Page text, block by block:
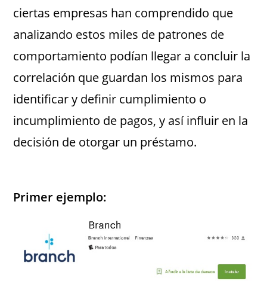
ciertas empresas han comprendido que
analizando estos miles de patrones de
comportamiento podían llegar a concluir la
correlación que guardan los mismos para
identificar y definir cumplimiento o
incumplimiento de pagos, y así influir en la
decisión de otorgar un préstamo.
Primer ejemplo: